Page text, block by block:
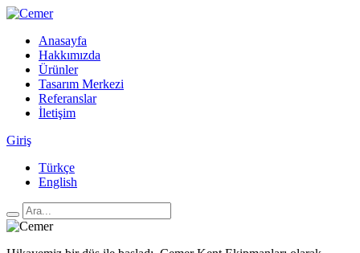
Anasayfa
Hakkımızda
Ürünler
Tasarım Merkezi
Referanslar
İletişim
Giriş
Türkçe
English